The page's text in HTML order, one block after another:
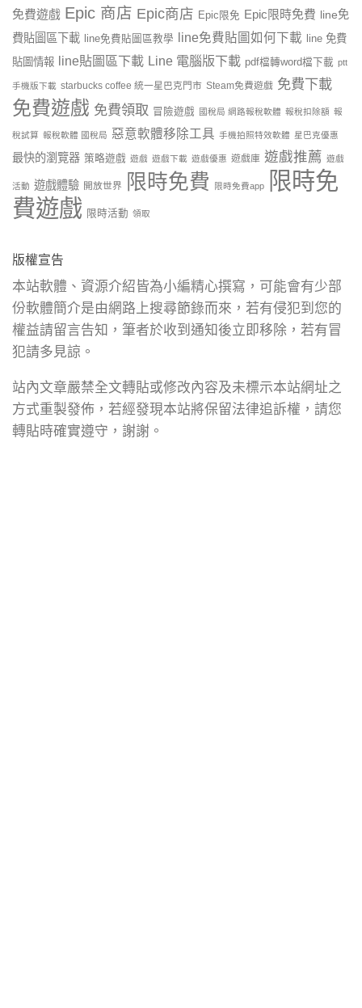
免費遊戲 Epic 商店 Epic商店 Epic限免 Epic限時免費 line免
費貼圖區下載
line免費貼圖區教學 line免費貼圖如何下載
line 免費
貼圖情報
line貼圖區下載 Line 電腦版下載 pdf檔轉word檔下載 ptt
手機版下載 starbucks coffee 統一星巴克門市 Steam免費遊戲 免費下載
免費遊戲 免費領取 冒險遊戲 國稅局 網路報稅軟體 報稅扣除額 報
稅試算 報稅軟體 國稅局 惡意軟體移除工具 手機拍照特效軟體 星巴克優惠
最快的瀏覽器 策略遊戲 遊戲 遊戲下載 遊戲優惠 遊戲庫 遊戲推薦 遊戲
活動 遊戲體驗 開放世界 限時免費 限時免費app
限時免
費遊戲 限時活動 領取
版權宣告
本站軟體、資源介紹皆為小編精心撰寫，可能會有少部
份軟體簡介是由網路上搜尋節錄而來，若有侵犯到您的
權益請留言告知，筆者於收到通知後立即移除，若有冒
犯請多見諒。
站內文章嚴禁全文轉貼或修改內容及未標示本站網址之
方式重製發佈，若經發現本站將保留法律追訴權，請您
轉貼時確實遵守，謝謝。